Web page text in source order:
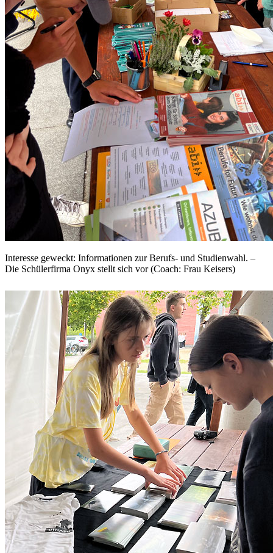
Interesse geweckt: Informationen zur Berufs- und Studienwahl. –
Die Schülerfirma Onyx stellt sich vor (Coach: Frau Keisers)